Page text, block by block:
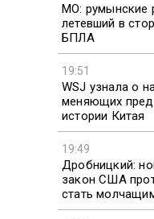
МО: румынские
летевший в
БПЛА
19:51
WSJ узнала о
меняющих
истории Китая
19:49
Дробницкий:
закон США
стать